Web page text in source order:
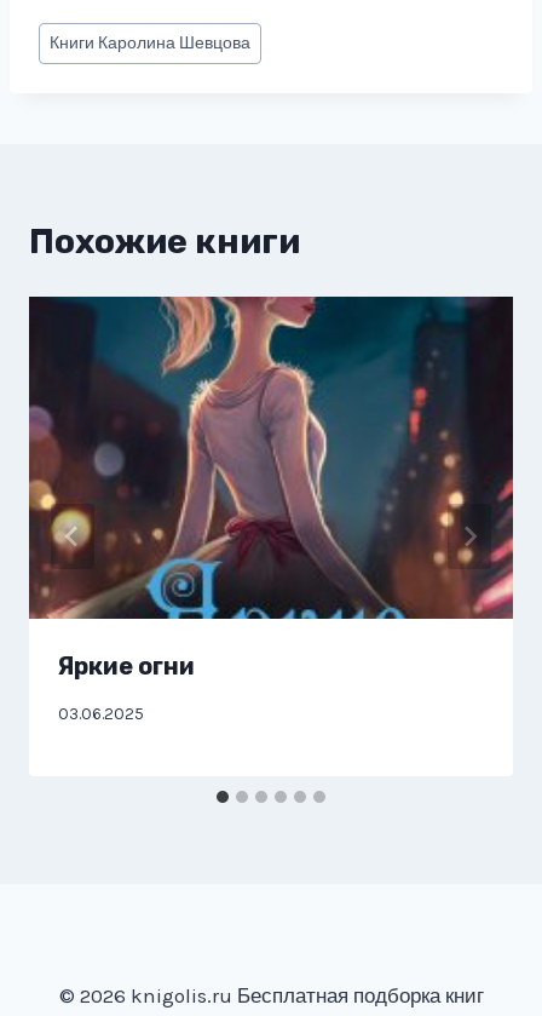
Метки
записи:
Книги Каролина Шевцова
Похожие книги
Яркие огни
03.06.2025
© 2026 knigolis.ru Бесплатная подборка книг